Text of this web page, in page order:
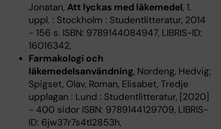
Jonatan, Att lyckas med läkemedel, 1.
uppl. : Stockholm : Studentlitteratur, 2014
- 156 s. ISBN: 9789144084947, LIBRIS-ID:
16016342,
Farmakologi och
läkemedelsanvändning, Nordeng, Hedvig;
Spigset, Olav, Roman, Elisabet, Tredje
upplagan : Lund : Studentlitteratur, [2020]
- 400 sidor ISBN: 9789144129709, LIBRIS-
ID: 6jw37r7s4tl2853h,